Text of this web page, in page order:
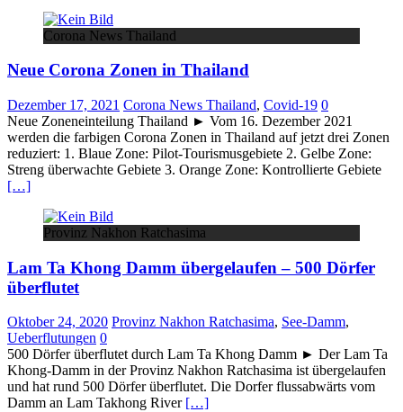
Corona News Thailand
Neue Corona Zonen in Thailand
Dezember 17, 2021 Corona News Thailand, Covid-19 0
Neue Zoneneinteilung Thailand ► Vom 16. Dezember 2021
werden die farbigen Corona Zonen in Thailand auf jetzt drei Zonen
reduziert: 1. Blaue Zone: Pilot-Tourismusgebiete 2. Gelbe Zone:
Streng überwachte Gebiete 3. Orange Zone: Kontrollierte Gebiete
[…]
Provinz Nakhon Ratchasima
Lam Ta Khong Damm übergelaufen – 500 Dörfer
überflutet
Oktober 24, 2020 Provinz Nakhon Ratchasima, See-Damm,
Ueberflutungen 0
500 Dörfer überflutet durch Lam Ta Khong Damm ► Der Lam Ta
Khong-Damm in der Provinz Nakhon Ratchasima ist übergelaufen
und hat rund 500 Dörfer überflutet. Die Dorfer flussabwärts vom
Damm an Lam Takhong River […]